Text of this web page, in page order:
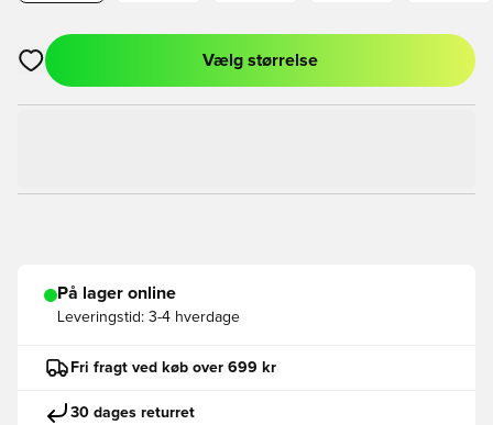
Åbner en Modal til at logge ind eller tilmelde dig som medlem
Vælg størrelse
På lager online
Leveringstid: 3-4 hverdage
Fri fragt ved køb over 699 kr
30 dages returret